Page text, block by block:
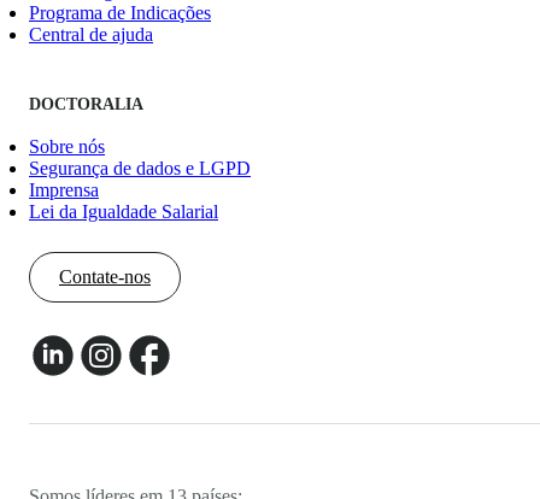
Programa de Indicações
Central de ajuda
DOCTORALIA
Sobre nós
Segurança de dados e LGPD
Imprensa
Lei da Igualdade Salarial
Contate-nos